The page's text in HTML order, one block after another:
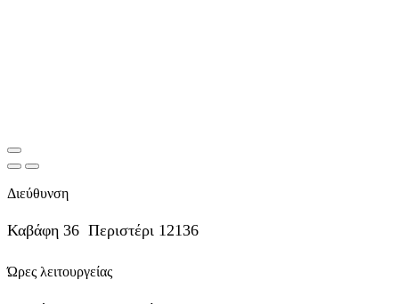
Διεύθυνση
Καβάφη 36 Περιστέρι 12136
Ώρες λειτουργείας